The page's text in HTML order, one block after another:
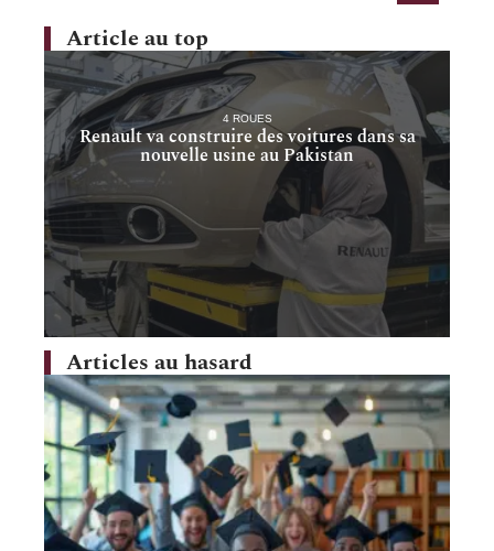
Article au top
4 ROUES
Renault va construire des voitures dans sa
nouvelle usine au Pakistan
Articles au hasard